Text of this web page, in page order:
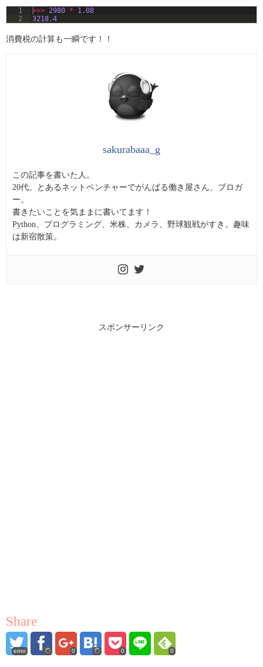
1
2
>>> 2980 *
1.08
3218.4
消費税の計算も一瞬です！！
sakurabaaa_g
この記事を書いた人。
20代。とあるネットベンチャーでがんばる働き屋さん、ブロガ
ー。
書きたいことを気ままに書いてます！
Python、プログラミング、米株、カメラ、野球観戦がすき。趣味
は新宿散策。
スポンサーリンク
Share
error 0 0 0